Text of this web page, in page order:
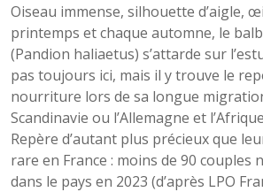
Oiseau immense, silhouette d’aigle,
printemps et chaque automne, le
(Pandion haliaetus) s’attarde sur
pas toujours ici, mais il y trouve le
nourriture lors de sa longue
Scandinavie ou l’Allemagne et
Repère d’autant plus précieux que
rare en France : moins de 90 couples
dans le pays en 2023 (d’après LPO